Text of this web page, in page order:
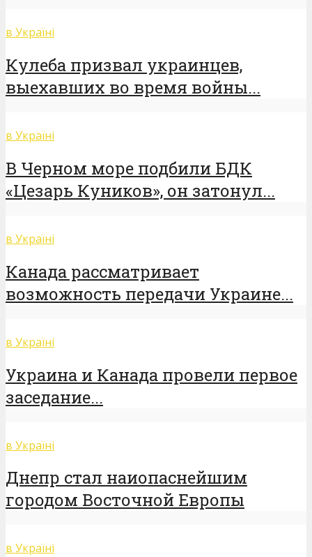
в Україні
Кулеба призвал украинцев,
выехавших во время войны...
в Україні
В Черном море подбили БДК
«Цезарь Куников», он затонул...
в Україні
Канада рассматривает
возможность передачи Украине...
в Україні
Украина и Канада провели первое
заседание...
в Україні
Днепр стал наиопаснейшим
городом Восточной Европы
в Україні